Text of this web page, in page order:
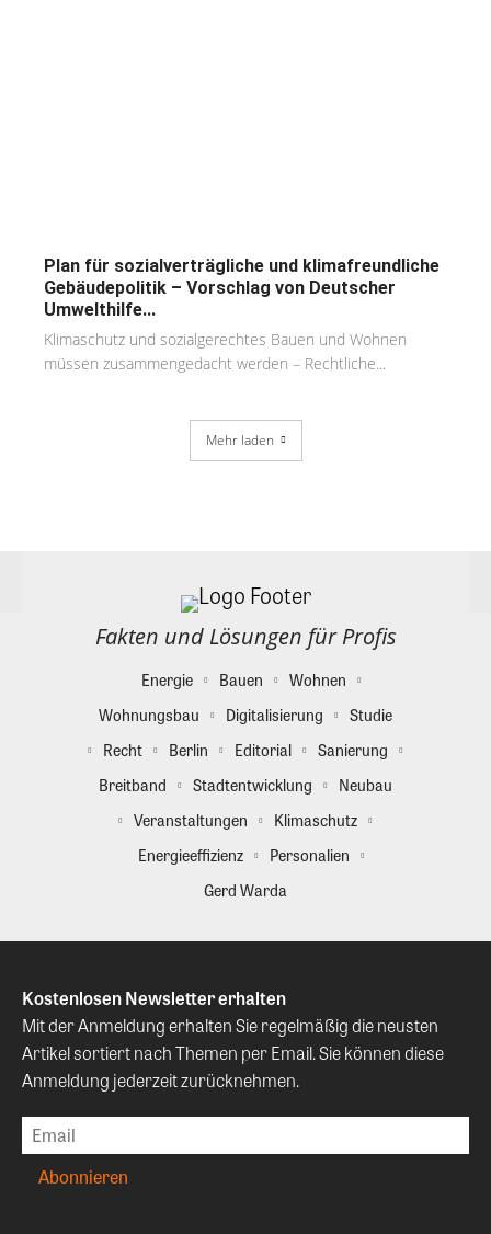
Plan für sozialverträgliche und klimafreundliche
Gebäudepolitik – Vorschlag von Deutscher
Umwelthilfe...
Klimaschutz und sozialgerechtes Bauen und Wohnen
müssen zusammengedacht werden – Rechtliche...
Mehr laden
Fakten und Lösungen für Profis
Energie Bauen
Wohnen
Wohnungsbau
Digitalisierung
Studie
Recht
Berlin Editorial
Sanierung
Breitband
Stadtentwicklung
Neubau
Veranstaltungen
Klimaschutz
Energieeffizienz
Personalien
Gerd Warda
Kostenlosen Newsletter erhalten
Mit der Anmeldung erhalten Sie regelmäßig die neusten
Artikel sortiert nach Themen per Email. Sie können diese
Anmeldung jederzeit zurücknehmen.